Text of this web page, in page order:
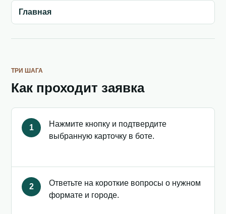
Главная
ТРИ ШАГА
Как проходит заявка
1
Нажмите кнопку и подтвердите
выбранную карточку в боте.
2
Ответьте на короткие вопросы о нужном
формате и городе.